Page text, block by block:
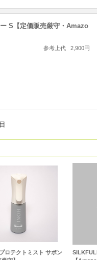
S【定価販売厳守・Amazo
参考上代 2,900円
ロテクトミスト サボン